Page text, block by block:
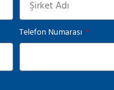
Telefon Numarası